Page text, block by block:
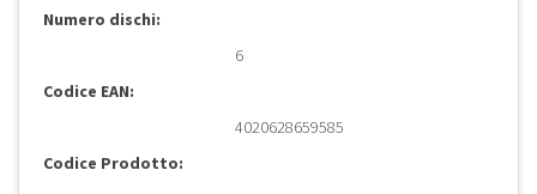
Numero dischi:
6
Codice EAN:
4020628659585
Codice Prodotto: